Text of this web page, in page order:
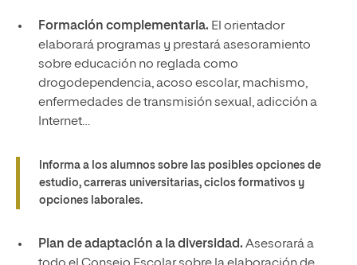
Formación complementaria. El orientador
elaborará programas y prestará asesoramiento
sobre educación no reglada como
drogodependencia, acoso escolar, machismo,
enfermedades de transmisión sexual, adicción a
Internet…
Informa a los alumnos sobre las posibles opciones de
estudio, carreras universitarias, ciclos formativos y
opciones laborales.
Plan de adaptación a la diversidad. Asesorará a